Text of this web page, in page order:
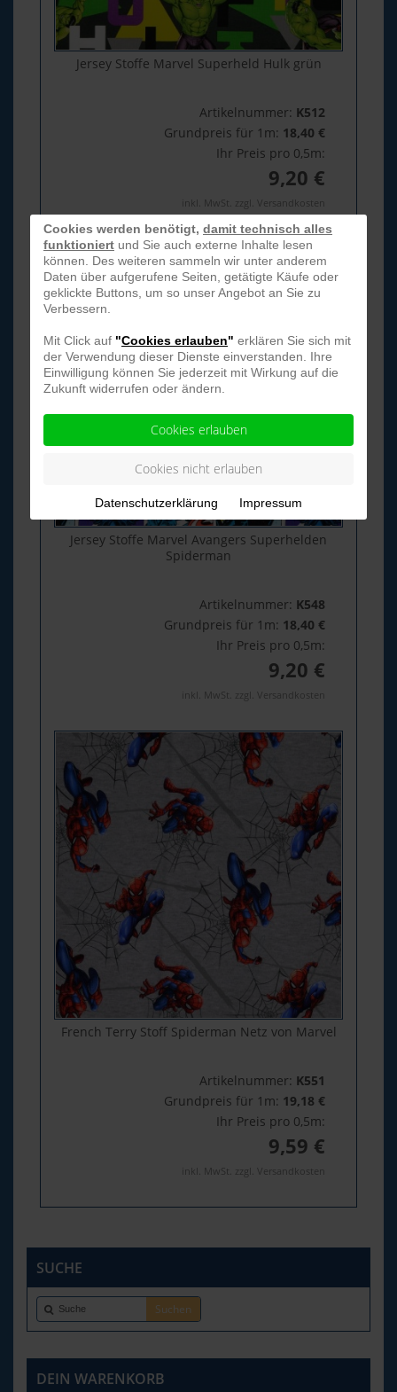
Jersey Stoffe Marvel Superheld Hulk grün
Artikelnummer: K512
Grundpreis für 1m: 18,40 €
Ihr Preis pro 0,5m:
9,20 €
inkl. MwSt. zzgl. Versandkosten
Jersey Stoffe Marvel Avangers Superhelden
Spiderman
Artikelnummer: K548
Grundpreis für 1m: 18,40 €
Ihr Preis pro 0,5m:
9,20 €
inkl. MwSt. zzgl. Versandkosten
French Terry Stoff Spiderman Netz von Marvel
Artikelnummer: K551
Grundpreis für 1m: 19,18 €
Ihr Preis pro 0,5m:
9,59 €
inkl. MwSt. zzgl. Versandkosten
SUCHE
DEIN WARENKORB
Cookies werden benötigt, damit technisch alles
funktioniert und Sie auch externe Inhalte lesen
können. Des weiteren sammeln wir unter anderem
Daten über aufgerufene Seiten, getätigte Käufe oder
geklickte Buttons, um so unser Angebot an Sie zu
Verbessern.
Mit Click auf "Cookies erlauben" erklären Sie sich mit
der Verwendung dieser Dienste einverstanden. Ihre
Einwilligung können Sie jederzeit mit Wirkung auf die
Zukunft widerrufen oder ändern.
Cookies erlauben
Cookies nicht erlauben
Datenschutzerklärung Impressum